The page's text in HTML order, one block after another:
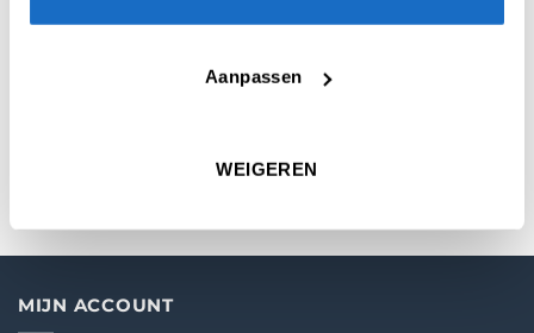
Aanpassen
WEIGEREN
MIJN ACCOUNT